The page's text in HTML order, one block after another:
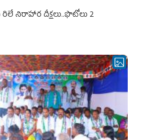
నిరాహార దీక్షలు..ఫొటోలు 2